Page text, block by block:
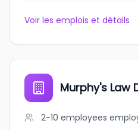
Voir les emplois et détails
Murphy's Law
2-10 employees